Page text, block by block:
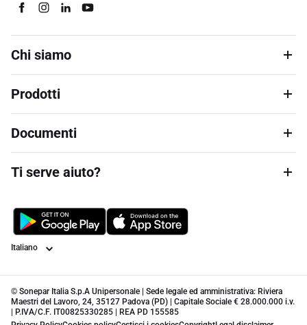
Chi siamo
Prodotti
Documenti
Ti serve aiuto?
Lingua
© Sonepar Italia S.p.A Unipersonale | Sede legale ed amministrativa: Riviera
Maestri del Lavoro, 24, 35127 Padova (PD) | Capitale Sociale € 28.000.000 i.v.
| P.IVA/C.F. IT00825330285 | REA PD 155585